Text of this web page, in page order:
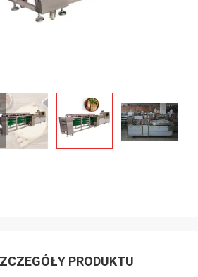
PRODUKTU